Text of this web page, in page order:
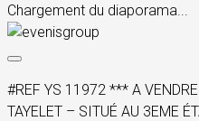
Chargement du diaporama...
#REF YS 11972 *** A
TAYELET – SITUÉ AU 3EME